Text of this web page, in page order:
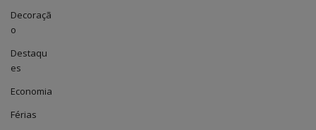
Decoraçã
o
Destaqu
es
Economia
Férias